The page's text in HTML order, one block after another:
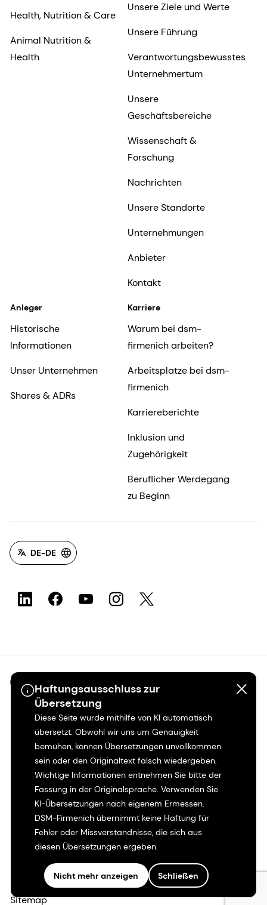
Haftungsausschluss zur
Übersetzung
Diese Seite wurde mithilfe von KI automatisch
übersetzt. Obwohl wir uns um Genauigkeit
bemühen, können Übersetzungen unvollkommen
sein oder den Originaltext falsch wiedergeben.
Wichtige Informationen entnehmen Sie bitte der
Fassung in der Originalsprache. Verwenden Sie
KI-Übersetzungen nach eigenem Ermessen.
DSM-Firmenich übernimmt keine Haftung für
Fehler oder Missverständnisse, die sich aus
diesen Übersetzungen ergeben.
Nicht mehr anzeigen Schließen
Health, Nutrition & Care
Animal Nutrition &
Health
Unsere Ziele und Werte
Unsere Führung
Verantwortungsbewusstes
Unternehmertum
Unsere
Geschäftsbereiche
Wissenschaft &
Forschung
Nachrichten
Unsere Standorte
Unternehmungen
Anbieter
Kontakt
Anleger
Historische
Informationen
Unser Unternehmen
Shares & ADRs
Karriere
Warum bei dsm-
firmenich arbeiten?
Arbeitsplätze bei dsm-
firmenich
Karriereberichte
Inklusion und
Zugehörigkeit
Beruflicher Werdegang
zu Beginn
DE-DE
©2026 dsm-firmenich. Alle Rechte vorbehalten.
Hinweis zum Datenschutz
Bedingungen für die Nutzung
Bedingungen und Konditionen
Kalifornien-Transparenz
Erklärung zur Zugänglichkeit
Rechtliche Informationen
Sitemap